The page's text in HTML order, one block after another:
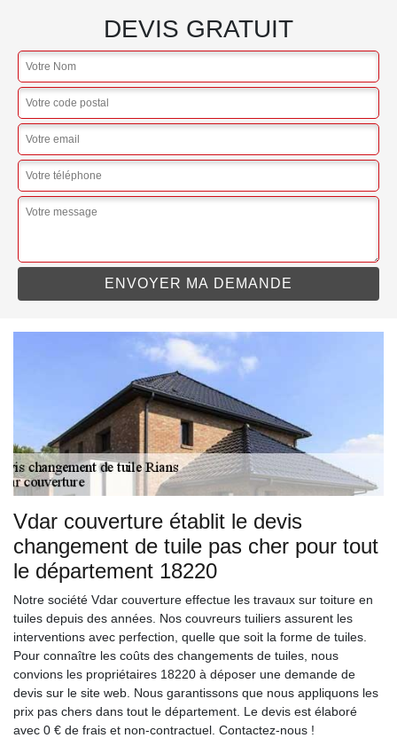
DEVIS GRATUIT
Vdar couverture établit le devis
changement de tuile pas cher pour tout
le département 18220
Notre société Vdar couverture effectue les travaux sur toiture en
tuiles depuis des années. Nos couvreurs tuiliers assurent les
interventions avec perfection, quelle que soit la forme de tuiles.
Pour connaître les coûts des changements de tuiles, nous
convions les propriétaires 18220 à déposer une demande de
devis sur le site web. Nous garantissons que nous appliquons les
prix pas chers dans tout le département. Le devis est élaboré
avec 0 € de frais et non-contractuel. Contactez-nous !